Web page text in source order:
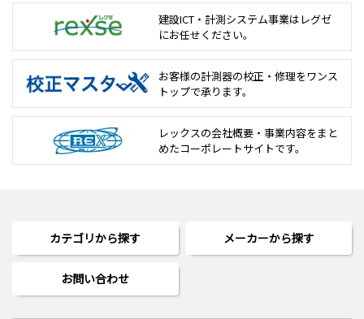
建設ICT・計測システム事業は レグゼ
にお任せください。
お客様の計測器の校正・修理をワンス
トップで承ります。
レックスの会社概要・事業内容をまと
めたコーポレートサイトです。
カテゴリから探す メーカーから探す
お問い合わせ